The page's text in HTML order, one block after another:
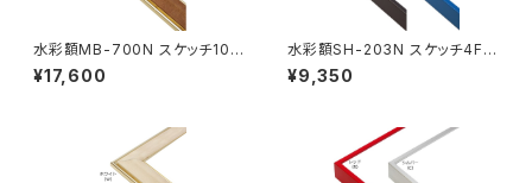
水彩額MB-700N スケッチ10F
595×670ミリ
¥17,600
水彩額SH-203N スケッチ4F 3
52×443ミリ
¥9,350